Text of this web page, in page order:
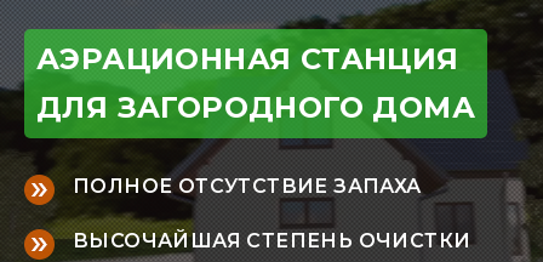
АЭРАЦИОННАЯ CТАНЦИЯ
ДЛЯ ЗАГОРОДНОГО ДОМА
ПОЛНОЕ ОТСУТСТВИЕ ЗАПАХА
ВЫСОЧАЙШАЯ СТЕПЕНЬ ОЧИСТКИ